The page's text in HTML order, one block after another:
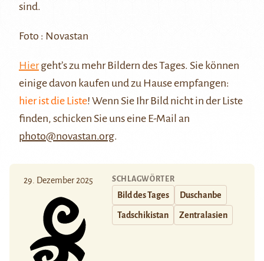
sind.
Foto : Novastan
Hiergeht’s zu mehr Bildern des Tages. Sie können
einige davon kaufen und zu Hause empfangen:
hier ist die Liste! Wenn Sie Ihr Bild nicht in der Liste
finden, schicken Sie uns eine E-Mail an
photo@novastan.org.
29. Dezember 2025 SCHLAGWÖRTER
Bild des Tages Duschanbe
Tadschikistan Zentralasien